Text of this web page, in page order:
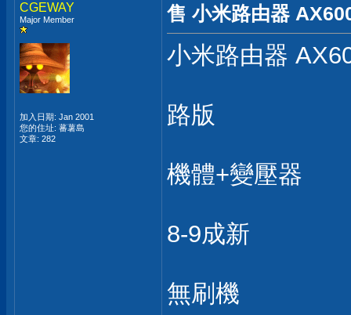
CGEWAY
Major Member
加入日期: Jan 2001
您的住址: 蕃薯島
文章: 282
售 小米路由器
小米路由器
路版
機體+變壓器
8-9成新
無刷機